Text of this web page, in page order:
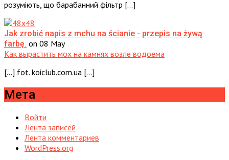
розуміють, що барабанний фільтр […]
Jak zrobić napis z mchu na ścianie - przepis na żywą
farbę. on 08 May
Как вырастить мох на камнях возле водоема
[…] fot. koiclub.com.ua […]
Мета
Войти
Лента записей
Лента комментариев
WordPress.org